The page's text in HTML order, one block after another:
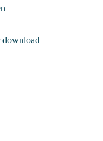
download